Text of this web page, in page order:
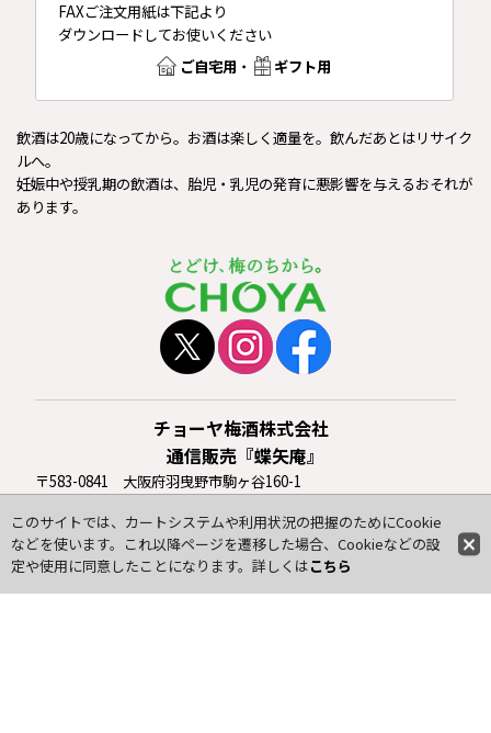
FAXご注文用紙は下記より
ダウンロードしてお使いください
ご自宅用 ・ ギフト用
飲酒は20歳になってから。お酒は楽しく適量を。飲んだあとはリサイク
ルへ。
妊娠中や授乳期の飲酒は、胎児・乳児の発育に悪影響を与えるおそれが
あります。
チョーヤ梅酒株式会社
通信販売『蝶矢庵』
〒583-0841 大阪府羽曳野市駒ヶ谷160-1
※平日 9:00〜17:00のみ受付（休業日を除く）
FAX：072-956-5554
E-Mail：choya@choya-an.jp
このサイトでは、カートシステムや利用状況の把握のためにCookie
などを使います。これ以降ページを遷移した場合、Cookieなどの設
定や使用に同意したことになります。詳しくはこちら